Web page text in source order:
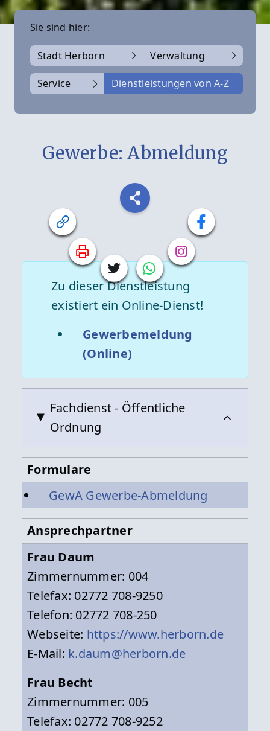
Sie sind hier:
Stadt Herborn Verwaltung
Service Dienstleistungen von A-Z
Gewerbe: Abmeldung
Zu dieser Dienstleistung
existiert ein Online-Dienst!
Gewerbemeldung
(Online)
Fachdienst - Öffentliche
Ordnung
Formulare
GewA Gewerbe-Abmeldung
Ansprechpartner
Frau Daum
Zimmernummer: 004
Telefax: 02772 708-9250
Telefon: 02772 708-250
Webseite: https://www.herborn.de
E-Mail: k.daum@herborn.de
Frau Becht
Zimmernummer: 005
Telefax: 02772 708-9252